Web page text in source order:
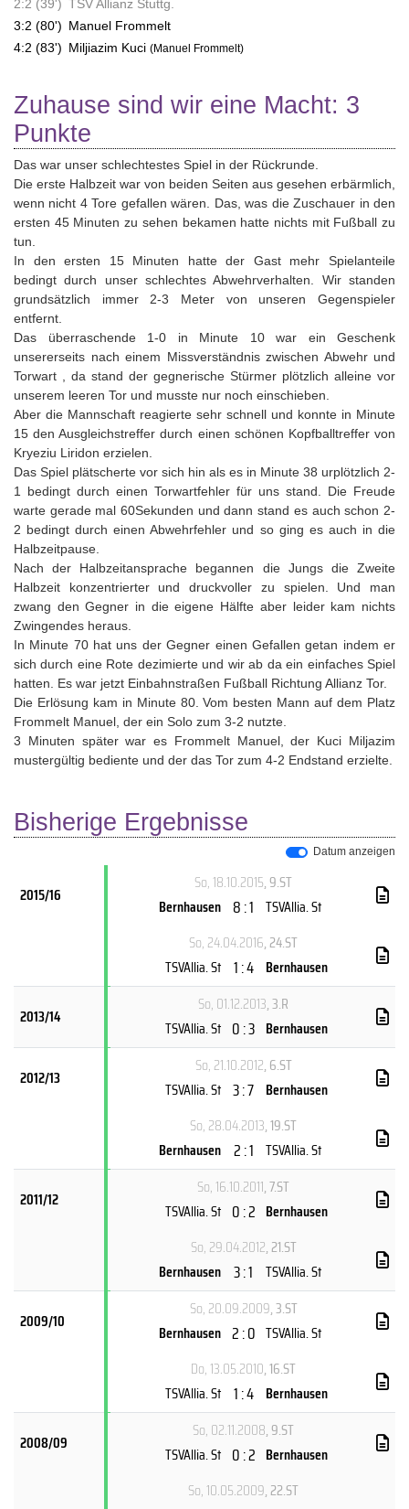
2:2 (39') TSV Allianz Stuttg.
3:2 (80') Manuel Frommelt
4:2 (83') Miljiazim Kuci (Manuel Frommelt)
Zuhause sind wir eine Macht: 3
Punkte
Das war unser schlechtestes Spiel in der Rückrunde.
Die erste Halbzeit war von beiden Seiten aus gesehen erbärmlich,
wenn nicht 4 Tore gefallen wären. Das, was die Zuschauer in den
ersten 45 Minuten zu sehen bekamen hatte nichts mit Fußball zu
tun.
In den ersten 15 Minuten hatte der Gast mehr Spielanteile
bedingt durch unser schlechtes Abwehrverhalten. Wir standen
grundsätzlich immer 2-3 Meter von unseren Gegenspieler
entfernt.
Das überraschende 1-0 in Minute 10 war ein Geschenk
unsererseits nach einem Missverständnis zwischen Abwehr und
Torwart , da stand der gegnerische Stürmer plötzlich alleine vor
unserem leeren Tor und musste nur noch einschieben.
Aber die Mannschaft reagierte sehr schnell und konnte in Minute
15 den Ausgleichstreffer durch einen schönen Kopfballtreffer von
Kryeziu Liridon erzielen.
Das Spiel plätscherte vor sich hin als es in Minute 38 urplötzlich 2-
1 bedingt durch einen Torwartfehler für uns stand. Die Freude
warte gerade mal 60Sekunden und dann stand es auch schon 2-
2 bedingt durch einen Abwehrfehler und so ging es auch in die
Halbzeitpause.
Nach der Halbzeitansprache begannen die Jungs die Zweite
Halbzeit konzentrierter und druckvoller zu spielen. Und man
zwang den Gegner in die eigene Hälfte aber leider kam nichts
Zwingendes heraus.
In Minute 70 hat uns der Gegner einen Gefallen getan indem er
sich durch eine Rote dezimierte und wir ab da ein einfaches Spiel
hatten. Es war jetzt Einbahnstraßen Fußball Richtung Allianz Tor.
Die Erlösung kam in Minute 80. Vom besten Mann auf dem Platz
Frommelt Manuel, der ein Solo zum 3-2 nutzte.
3 Minuten später war es Frommelt Manuel, der Kuci Miljazim
mustergültig bediente und der das Tor zum 4-2 Endstand erzielte.
Bisherige Ergebnisse
Datum anzeigen
2015/16
So, 18.10.2015, 9.ST
Bernhausen 8 : 1 TSVAllia. St
So, 24.04.2016, 24.ST
TSVAllia. St 1 : 4 Bernhausen
2013/14
So, 01.12.2013, 3.R
TSVAllia. St 0 : 3 Bernhausen
2012/13
So, 21.10.2012, 6.ST
TSVAllia. St 3 : 7 Bernhausen
So, 28.04.2013, 19.ST
Bernhausen 2 : 1 TSVAllia. St
2011/12
So, 16.10.2011, 7.ST
TSVAllia. St 0 : 2 Bernhausen
So, 29.04.2012, 21.ST
Bernhausen 3 : 1 TSVAllia. St
2009/10
So, 20.09.2009, 3.ST
Bernhausen 2 : 0 TSVAllia. St
Do, 13.05.2010, 16.ST
TSVAllia. St 1 : 4 Bernhausen
2008/09
So, 02.11.2008, 9.ST
TSVAllia. St 0 : 2 Bernhausen
So, 10.05.2009, 22.ST